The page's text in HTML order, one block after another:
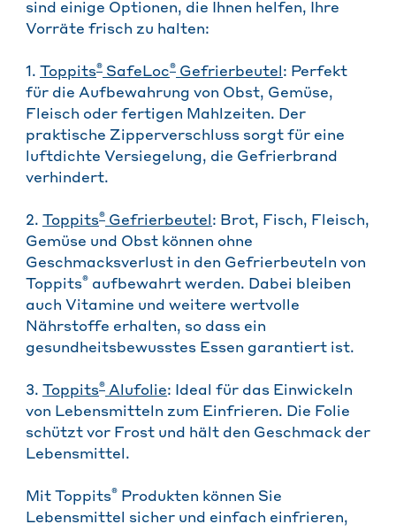
sind einige Optionen, die Ihnen helfen, Ihre
Vorräte frisch zu halten:
1. Toppits® SafeLoc® Gefrierbeutel: Perfekt
für die Aufbewahrung von Obst, Gemüse,
Fleisch oder fertigen Mahlzeiten. Der
praktische Zipperverschluss sorgt für eine
luftdichte Versiegelung, die Gefrierbrand
verhindert.
2. Toppits® Gefrierbeutel: Brot, Fisch, Fleisch,
Gemüse und Obst können ohne
Geschmacksverlust in den Gefrierbeuteln von
Toppits® aufbewahrt werden. Dabei bleiben
auch Vitamine und weitere wertvolle
Nährstoffe erhalten, so dass ein
gesundheitsbewusstes Essen garantiert ist.
3. Toppits® Alufolie: Ideal für das Einwickeln
von Lebensmitteln zum Einfrieren. Die Folie
schützt vor Frost und hält den Geschmack der
Lebensmittel.
Mit Toppits® Produkten können Sie
Lebensmittel sicher und einfach einfrieren,